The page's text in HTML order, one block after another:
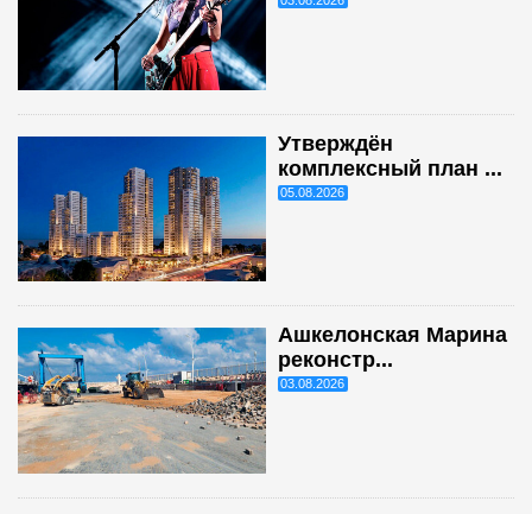
Утверждён
комплексный план ...
05.08.2026
Ашкелонская Марина
реконстр...
03.08.2026